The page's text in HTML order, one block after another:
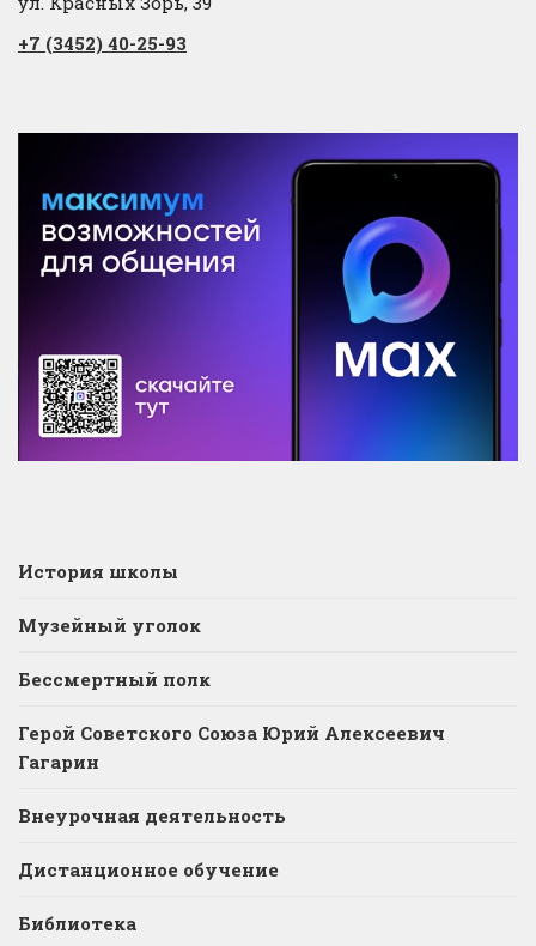
+7 (3452) 40-25-93
История школы
Музейный уголок
Бессмертный полк
Герой Советского Союза Юрий Алексеевич
Гагарин
Внеурочная деятельность
Дистанционное обучение
Библиотека